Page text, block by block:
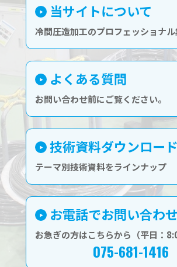
当サイトについて
冷間圧造加工のプロフェッショナ
よくある質問
お問い合わせ前にご覧ください。
技術資料ダウンロード
テーマ別技術資料をラインナップ
お電話でお問い合わせ
お急ぎの方はこちらから（平日：
075-681-1416